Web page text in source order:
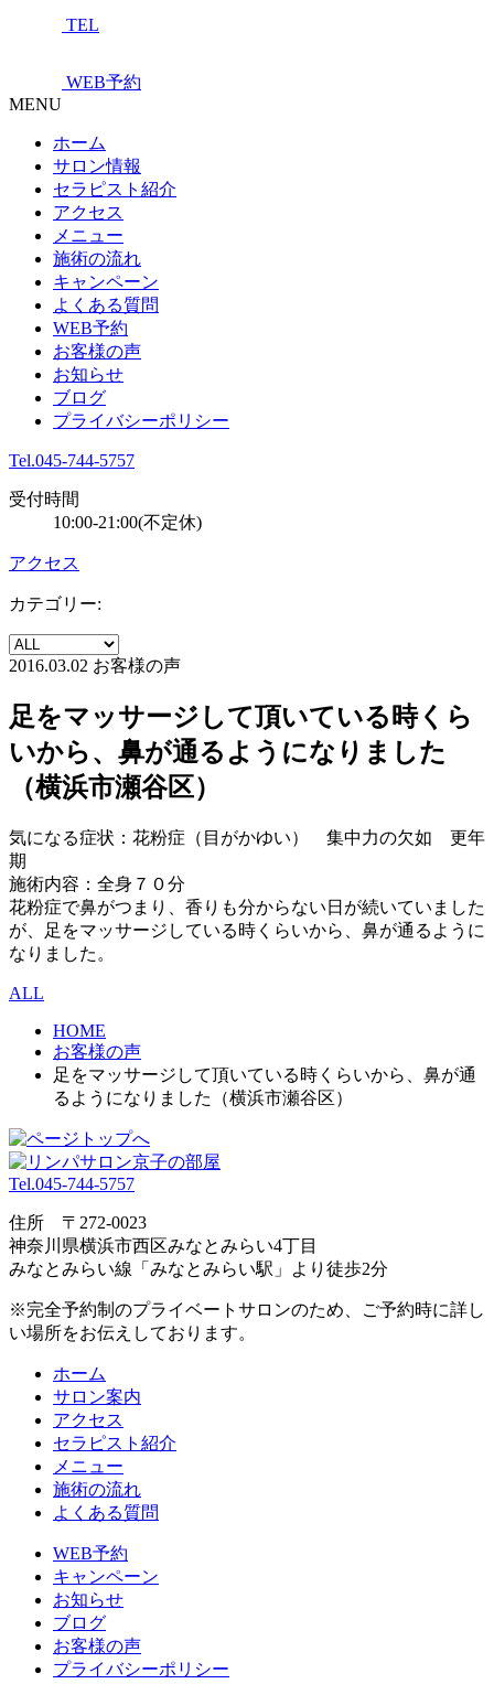
TEL
WEB予約
MENU
ホーム
サロン情報
セラピスト紹介
アクセス
メニュー
施術の流れ
キャンペーン
よくある質問
WEB予約
お客様の声
お知らせ
ブログ
プライバシーポリシー
Tel.045-744-5757
受付時間
10:00-21:00(不定休)
アクセス
カテゴリー:
2016.03.02 お客様の声
足をマッサージして頂いている時くら
いから、鼻が通るようになりました
（横浜市瀬谷区）
気になる症状：花粉症（目がかゆい） 集中力の欠如 更年
期
施術内容：全身７０分
花粉症で鼻がつまり、香りも分からない日が続いていました
が、足をマッサージしている時くらいから、鼻が通るように
なりました。
ALL
HOME
お客様の声
足をマッサージして頂いている時くらいから、鼻が通
るようになりました（横浜市瀬谷区）
Tel.045-744-5757
住所 〒272-0023
神奈川県横浜市⻄区みなとみらい4丁目
みなとみらい線「みなとみらい駅」より徒歩2分
※完全予約制のプライベートサロンのため、ご予約時に詳し
い場所をお伝えしております。
ホーム
サロン案内
アクセス
セラピスト紹介
メニュー
施術の流れ
よくある質問
WEB予約
キャンペーン
お知らせ
ブログ
お客様の声
プライバシーポリシー